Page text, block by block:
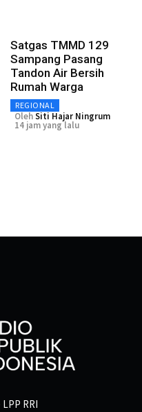
Satgas TMMD 129
Sampang Pasang
Tandon Air Bersih
Rumah Warga
REGIONAL
OlehSiti Hajar Ningrum
14 jam yang lalu
RRI